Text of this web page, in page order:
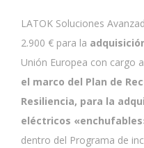
LATOK Soluciones
2.900 € para la
Unión Europea con cargo
el marco del Plan de
Resiliencia, para la
eléctricos
dentro del Programa de